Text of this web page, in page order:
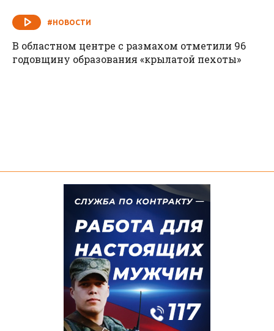
#НОВОСТИ
В областном центре с размахом отметили 96
годовщину образования «крылатой пехоты»